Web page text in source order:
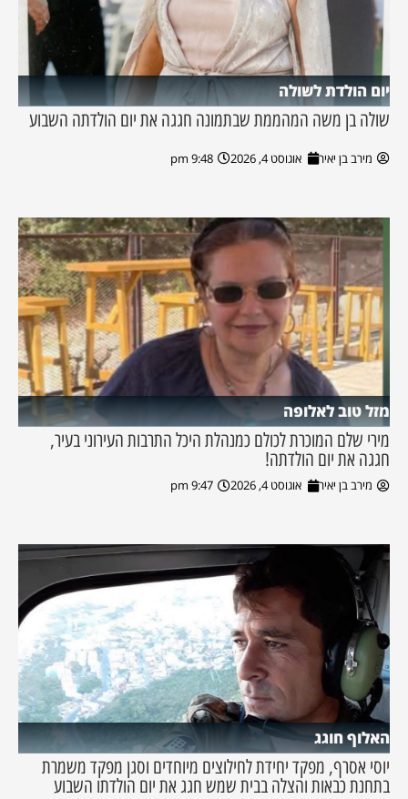
יום הולדת לשולה
שולה בן משה המהממת שבתמונה חגגה את יום הולדתה השבוע
מירב בן יאיר אוגוסט 4, 2026 9:48 pm
מזל טוב לאלופה
מירי שלם המוכרת לכולם כמנהלת היכל התרבות העירוני בעיר,
חגגה את יום הולדתה!
מירב בן יאיר אוגוסט 4, 2026 9:47 pm
האלוף חוגג
יוסי אסרף, מפקד יחידת לחילוצים מיוחדים וסגן מפקד משמרת
בתחנת כבאות והצלה בבית שמש חגג את יום הולדתו השבוע